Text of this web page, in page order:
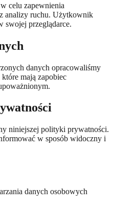
celu zapewnienia
analizy ruchu. Użytkownik
swojej przeglądarce.
danych opracowaliśmy
mają zapobiec
niniejszej polityki prywatności.
w sposób widoczny i
danych osobowych